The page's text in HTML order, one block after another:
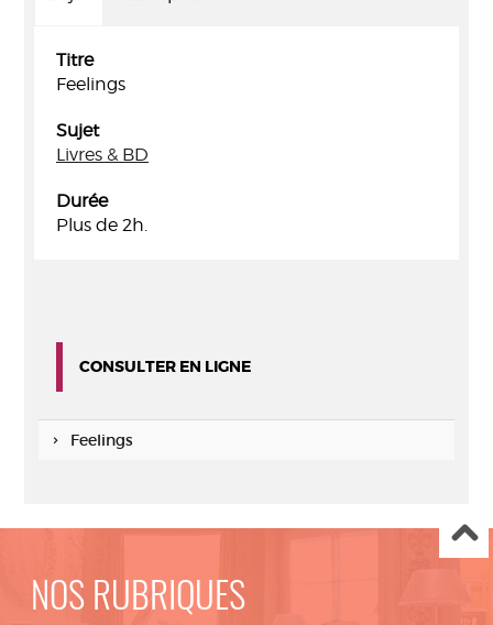
Titre
Feelings
Sujet
Livres & BD
Durée
Plus de 2h.
CONSULTER EN LIGNE
Feelings
NOS RUBRIQUES